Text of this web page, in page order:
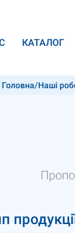
КАТАЛОГ
Головна/Наші